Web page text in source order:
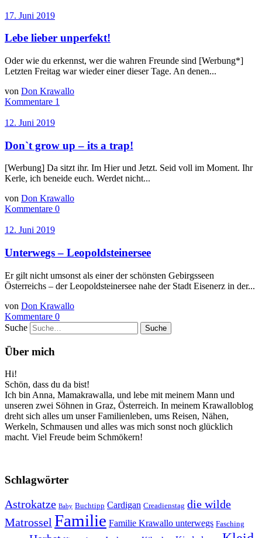
17. Juni 2019
Lebe lieber unperfekt!
Oder wie du erkennst, wer die wahren Freunde sind [Werbung*]
Letzten Freitag war wieder einer dieser Tage. An denen...
von Don Krawallo
Kommentare 1
12. Juni 2019
Don`t grow up – its a trap!
[Werbung] Da sitzt ihr. Im Hier und Jetzt. Seid voll im Moment. Ihr
Kerle, ich beneide euch. Werdet nicht...
von Don Krawallo
Kommentare 0
12. Juni 2019
Unterwegs – Leopoldsteinersee
Er gilt nicht umsonst als einer der schönsten Gebirgsseen
Österreichs – der Leopoldsteinersee nahe der Stadt Eisenerz in der...
von Don Krawallo
Kommentare 0
Suche
Über mich
Hi!
Schön, dass du da bist!
Ich bin Anna, Mamakrawalla, und lebe mit meinem Mann und
unseren zwei Söhnen in Graz, Österreich. In meinem Krawalloblog
dreht sich alles um unser Familienleben, ums Reisen, Nähen,
Werkeln, Schmausen und alles was mich sonst noch glücklich
macht. Viel Freude beim Schmökern!
Schlagwörter
Astrokatze Baby Buchtipp Cardigan Creadienstag die wilde
Matrossel Familie Familie Krawallo unterwegs Fasching